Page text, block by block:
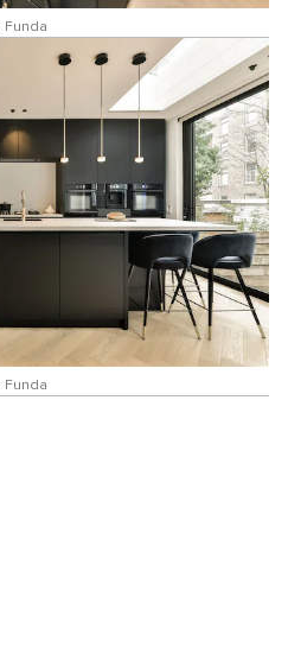
Funda
Funda